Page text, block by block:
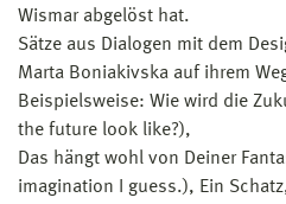
Wismar abgelöst hat.
Sätze aus Dialogen mit dem
Marta Boniakivska auf ihrem
Beispielsweise: Wie wird die
the future look like?),
Das hängt wohl von Deiner
imagination I guess.), Ein